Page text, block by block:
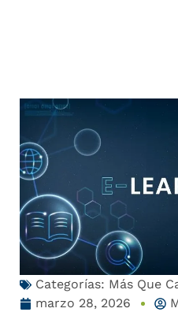
Categorías: Más Que
marzo 28, 2026